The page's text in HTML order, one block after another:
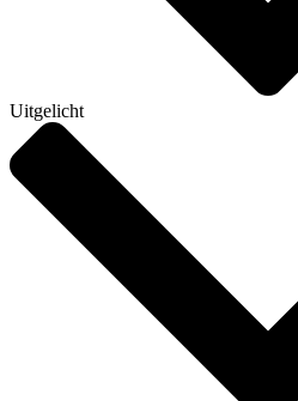
Uitgelicht